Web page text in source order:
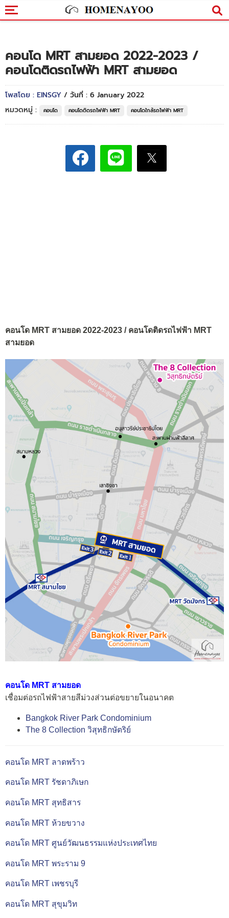
คอนโด MRT สามยอด 2022-2023 /
คอนโดติดรถไฟฟ้า MRT สามยอด
โพสโดย : EINSGY / วันที่ : 6 January 2022
หมวดหมู่ :
คอนโด คอนโดติดรถไฟฟ้า MRT คอนโดใกล้รถไฟฟ้า MRT
คอนโด MRT สามยอด 2022-2023 / คอนโดติดรถไฟฟ้า MRT
สามยอด
คอนโด MRT สามยอด
เชื่อมต่อรถไฟฟ้าสายสีม่วงส่วนต่อขยายในอนาคต
Bangkok River Park Condominium
The 8 Collection วิสุทธิกษัตริย์
คอนโด MRT ลาดพร้าว
คอนโด MRT รัชดาภิเษก
คอนโด MRT สุทธิสาร
คอนโด MRT ห้วยขวาง
คอนโด MRT ศูนย์วัฒนธรรมแห่งประเทศไทย
คอนโด MRT พระราม 9
คอนโด MRT เพชรบุรี
คอนโด MRT สุขุมวิท